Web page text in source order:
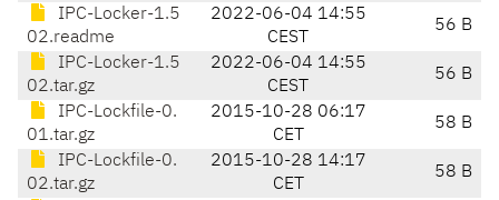
IPC-Locker-1.5
02.readme
2022-06-04 14:55
CEST
56 B
IPC-Locker-1.5
02.tar.gz
2022-06-04 14:55
CEST
56 B
IPC-Lockfile-0.
01.tar.gz
2015-10-28 06:17
CET
58 B
IPC-Lockfile-0.
02.tar.gz
2015-10-28 14:17
CET
58 B